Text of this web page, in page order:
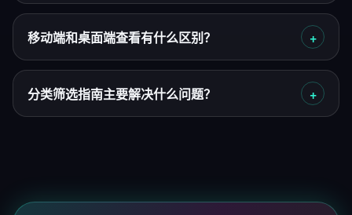
移动端和桌面端查看有什么区别？
分类筛选指南主要解决什么问题？